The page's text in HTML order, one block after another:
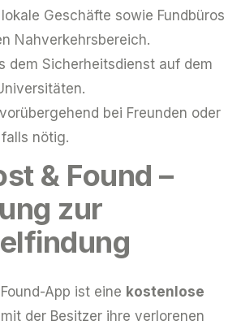
Geschäfte sowie Fundbüros
Nahverkehrsbereich.
dem Sicherheitsdienst auf dem
bei Freunden oder
nötig.
& Found –
zur
App ist eine kostenlose
der Besitzer ihre verlorenen